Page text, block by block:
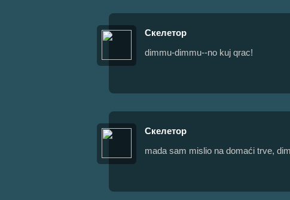
Скелетор
dimmu-dimmu--no kuj qrac!
Скелетор
mada sam mislio na domaći trve,